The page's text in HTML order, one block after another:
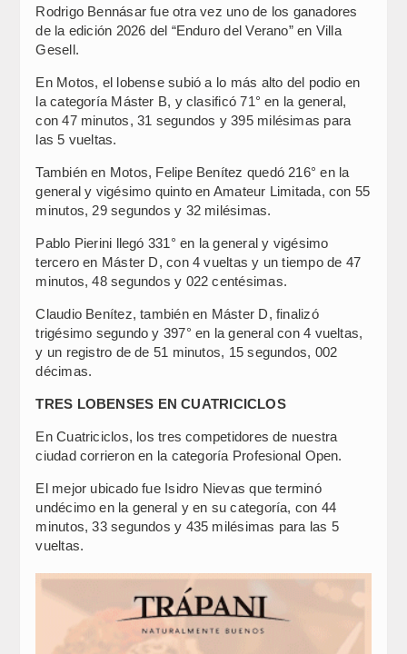
Rodrigo Bennásar fue otra vez uno de los ganadores
de la edición 2026 del “Enduro del Verano” en Villa
Gesell.
En Motos, el lobense subió a lo más alto del podio en
la categoría Máster B, y clasificó 71° en la general,
con 47 minutos, 31 segundos y 395 milésimas para
las 5 vueltas.
También en Motos, Felipe Benítez quedó 216° en la
general y vigésimo quinto en Amateur Limitada, con 55
minutos, 29 segundos y 32 milésimas.
Pablo Pierini llegó 331° en la general y vigésimo
tercero en Máster D, con 4 vueltas y un tiempo de 47
minutos, 48 segundos y 022 centésimas.
Claudio Benítez, también en Máster D, finalizó
trigésimo segundo y 397° en la general con 4 vueltas,
y un registro de de 51 minutos, 15 segundos, 002
décimas.
TRES LOBENSES EN CUATRICICLOS
En Cuatriciclos, los tres competidores de nuestra
ciudad corrieron en la categoría Profesional Open.
El mejor ubicado fue Isidro Nievas que terminó
undécimo en la general y en su categoría, con 44
minutos, 33 segundos y 435 milésimas para las 5
vueltas.